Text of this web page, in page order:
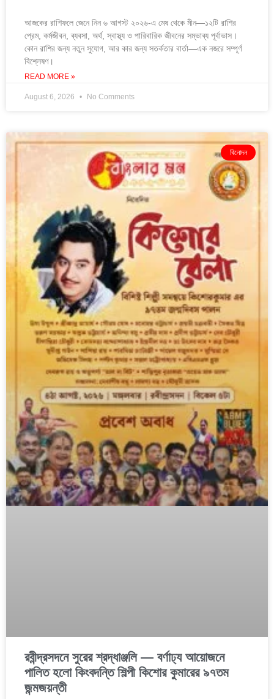
আজকের রাশিফলে জেনে নিন ৬ আগস্ট ২০২৬-এ মেষ থেকে মীন—১২টি রাশির
প্রেম, কর্মজীবন, ব্যবসা, অর্থ, স্বাস্থ্য ও পারিবারিক জীবনের সম্ভাব্য পূর্বাভাস।
কোন রাশির জন্য নতুন সুযোগ, আর কার জন্য সতর্কতার বার্তা—এক নজরে সম্পূর্ণ
বিশ্লেষণ।
READ MORE »
August 6, 2026 No Comments
বিনোদন
রবীন্দ্রসদনে সুরের শ্রদ্ধাঞ্জলি — বর্ণাঢ্য আয়োজনে
পালিত হলো কিংবদন্তি শিল্পী কিশোর কুমারের ৯৭তম
জন্মজয়ন্তী